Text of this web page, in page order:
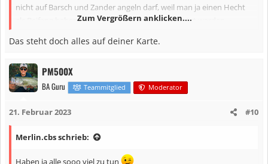
nicht auf Barsch und Zander angeln darf, weil man ja einen Hecht
als Beifang haben könnte. Sie würden dann gestört werden
Vielleicht kann mir hier jemand etwas dazu sagen.
Zum Vergrößern anklicken....
Das steht doch alles auf deiner Karte.
PM500X
BA Guru Teammitglied Moderator
21. Februar 2023 #10
Merlin.cbs schrieb:
Haben ja alle sooo viel zu tun